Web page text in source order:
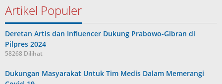
Artikel Populer
Deretan Artis dan Influencer Dukung Prabowo-Gibran di
Pilpres 2024
58268 Dilihat
Dukungan Masyarakat Untuk Tim Medis Dalam Memerangi